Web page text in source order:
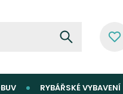
RYBÁŘSKÉ VYBAVENÍ